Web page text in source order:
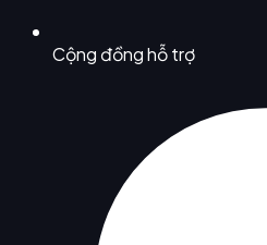
Cộng đồng hỗ trợ